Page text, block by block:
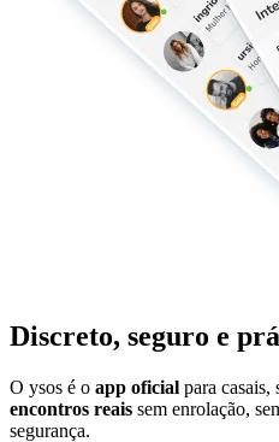
Discreto, seguro e
O ysos é o app oficial para casais,
encontros reais sem enrolação,
segurança.